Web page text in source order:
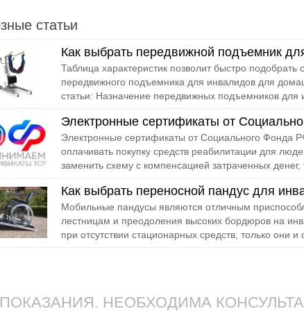
статьи
Как выбрать передвижной подъемник
Таблица характеристик позволит быстро
передвижного подъемника для инвалидов для
статьи: Назначение передвижных подъемников
Электронные сертификаты от
Электронные сертификаты от Социального Фонда
оплачивать покупку средств реабилитации для
заменить схему с компенсацией затраченных денег,
Как выбрать переносной пандус для
Мобильные пандусы являются отличным
лестницам и преодоления высоких бордюров на
при отсутствии стационарных средств, только они
НЕОБХОДИМА